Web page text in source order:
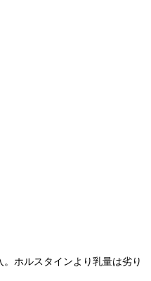
ホルスタインより乳量は劣り